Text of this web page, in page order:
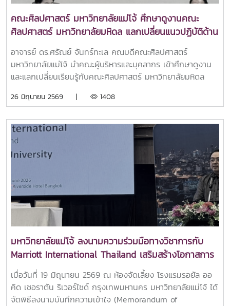
คณะศิลปศาสตร์ มหาวิทยาลัยแม่โจ้ ศึกษาดูงานคณะ
ศิลปศาสตร์ มหาวิทยาลัยมหิดล แลกเปลี่ยนแนวปฏิบัติด้าน
วิจัย บริการวิชาการ การบริหารบุคคล และการสื่อสาร
องค์กร
อาจารย์ ดร.ศรัณย์ จันทร์ทะเล คณบดีคณะศิลปศาสตร์
มหาวิทยาลัยแม่โจ้ นำคณะผู้บริหารและบุคลากร เข้าศึกษาดูงาน
และแลกเปลี่ยนเรียนรู้กับคณะศิลปศาสตร์ มหาวิทยาลัยมหิดล
อิสสระ คณบดีคณะศิลปศาสตร์ มหาวิทยาลัยมหิดล พร้อมคณะผู้
เปลี่ยนประสบการณ์และแนวปฏิบัติที่ดีใน 4 ด้านสำคัญ ได้แก่
ด้านการวิจัย การบริการวิชาการ การบริหารบุคคล และการ
สื่อสารองค์กร เพื่อพัฒนาศักยภาพและยกระดับการดำเนินงาน
ของทั้งสองสถาบันในด้านการวิจัย คณะศิลปศาสตร์ มหาวิทยาลัย
มหิดล ได้นำเสนอแนวทางการส่งเสริมงานวิจัยผ่านระบบทุน
สนับสนุนภายในที่กำหนดเป้าหมายการตีพิมพ์ผลงานวิชาการ
ตั้งแต่ระดับ TCI จนถึงวารสารนานาชาติในฐานข้อมูลชั้นนำ (Q1–
Q4) พร้อมทั้งดำเนินโครงการพัฒนาศักยภาพนักวิจัยสู่เวที
นานาชาติ โดยส่งเสริมการสร้างเครือข่ายนักวิจัยข้ามศาสตร์และ
ข้ามสถาบัน รวมถึงการสร้างระบบนิเวศทางการวิจัย (Research
Ecosystem) ที่เอื้อต่อการพัฒนานักวิจัยทุกระดับ ตั้งแต่นักวิจัย
รุ่นใหม่ที่ได้รับการสนับสนุนทุนตามความสนใจ นักวิจัยรุ่นกลางที่
มุ่งเน้นการวิจัยเชิงเป้าหมาย ไปจนถึงนักวิจัยอาวุโสที่ได้รับการ
ผลักดันให้ขอรับทุนวิจัยจากแหล่งทุนภายนอกด้านการบริการ
วิชาการ คณะศิลปศาสตร์ มหาวิทยาลัยมหิดล ได้นำเสนอการ
26 มิถุนายน 2569 | 1408
มหาวิทยาลัยแม่โจ้ ลงนามความร่วมมือทางวิชาการกับ
Marriott International Thailand เสริมสร้างโอกาสการ
เรียนรู้และพัฒนาศักยภาพนักศึกษา สู่มาตรฐานสากล
เมื่อวันที่ 19 มิถุนายน 2569 ณ ห้องจัดเลี้ยง โรงแรมรอยัล ออ
คิด เชอราตัน ริเวอร์ไซด์ กรุงเทพมหานคร มหาวิทยาลัยแม่โจ้ ได้
จัดพิธีลงนามบันทึกความเข้าใจ (Memorandum of